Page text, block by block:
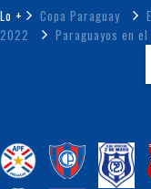
Lo + Copa Paraguay
2022
Paraguayos en